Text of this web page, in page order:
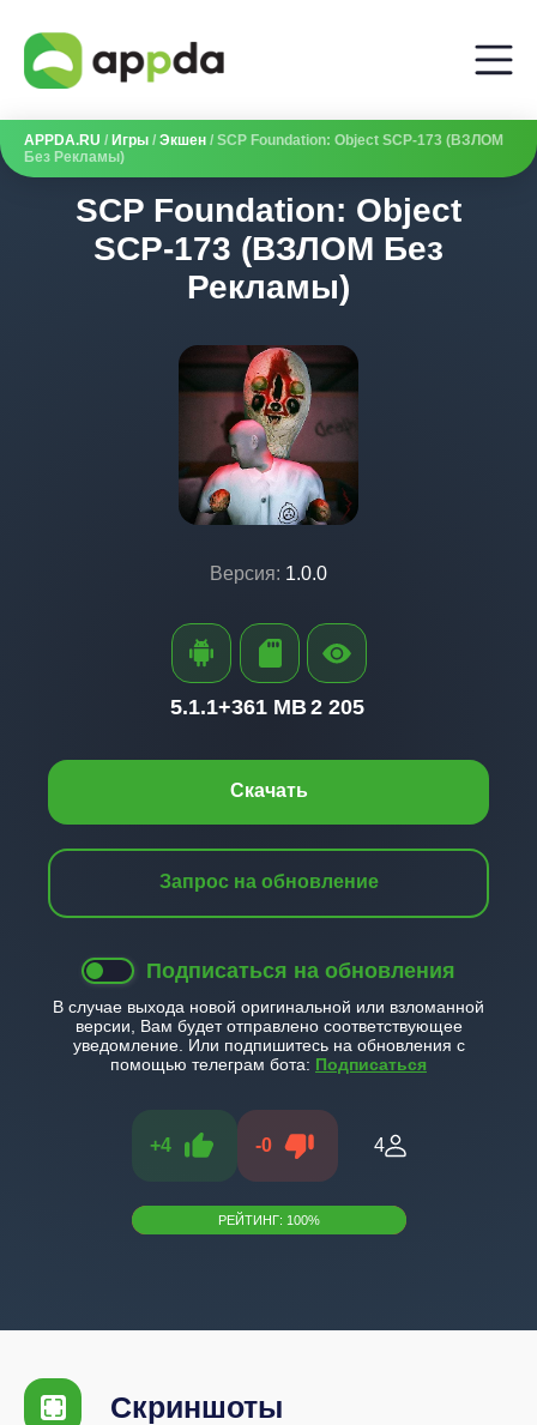
APPDA.RU / Игры / Экшен / SCP Foundation: Object SCP-173 (ВЗЛОМ
Без Рекламы)
SCP Foundation: Object
SCP-173 (ВЗЛОМ Без
Рекламы)
Версия: 1.0.0
Скачать
Запрос на обновление
Подписаться на обновления
В случае выхода новой оригинальной или взломанной
версии, Вам будет отправлено соответствующее
уведомление. Или подпишитесь на обновления с
помощью телеграм бота: Подписаться
+4 -0 4
РЕЙТИНГ: 100%
5.1.1+361 MB2 205
Скриншоты